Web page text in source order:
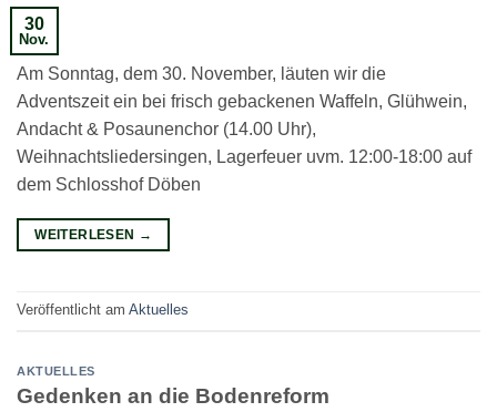
30
Nov.
Am Sonntag, dem 30. November, läuten wir die
Adventszeit ein bei frisch gebackenen Waffeln, Glühwein,
Andacht & Posaunenchor (14.00 Uhr),
Weihnachtsliedersingen, Lagerfeuer uvm. 12:00-18:00 auf
dem Schlosshof Döben
WEITERLESEN →
Veröffentlicht am Aktuelles
AKTUELLES
Gedenken an die Bodenreform